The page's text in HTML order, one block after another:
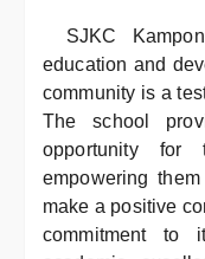
SJKC
education and
community is a
The school
opportunity
empowering
make a positive
commitment to